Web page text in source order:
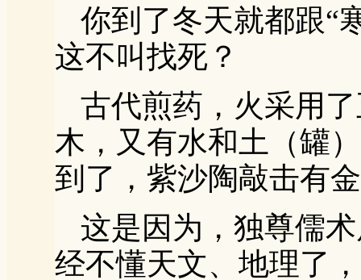
你到了冬天就都跟“
这不叫找死？
古代煎药，火采用
木，又有水和土（罐
到了，紫沙陶敲击有
这是因为，独尊儒
经不懂天文、地理了